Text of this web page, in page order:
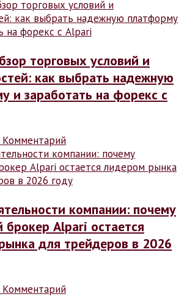
торговых условий и
как выбрать надежную
и заработать на форекс с
Комментарий
компании: почему
Alpari остается
для трейдеров в 2026
Комментарий